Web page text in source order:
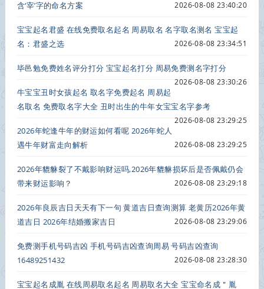
含‘宰’字的命名方案
2026-08-08 23:40:20
宝宝起名君盛 在线免费取名起名 周易取名 名字取名测名 宝宝起
名：君盛之选
2026-08-08 23:34:51
毕邑勉免费姓名评分打分 宝宝起名打分 周易免费测名字打分
2026-08-08 23:30:26
牛宝宝丑时女孩起名 取名字免费起名 周易起
名取名 免费取名字大全 丑时出生的牛年女宝宝名字参考
2026-08-08 23:29:25
2026年蛇逢牛年的财运如何看呢 2026年蛇人
遇牛年财富走向解析
2026-08-08 23:29:25
2026年貔貅裂了不戴影响财运吗,2026年貔貅损坏后是否佩戴仍会
带来财运影响？
2026-08-08 23:29:18
2026年良辰吉日天天有下一句 黄道吉日查询测算 老黄历2026年黄
道吉日 2026年结婚搬家吉日
2026-08-08 23:29:06
免费测手机号码吉凶 手机号码吉凶查询周易 号码吉凶查询
16489251432
2026-08-08 23:28:30
宝宝起名成胤 在线周易取名起名 周易取名大全 宝宝命名成＂胤